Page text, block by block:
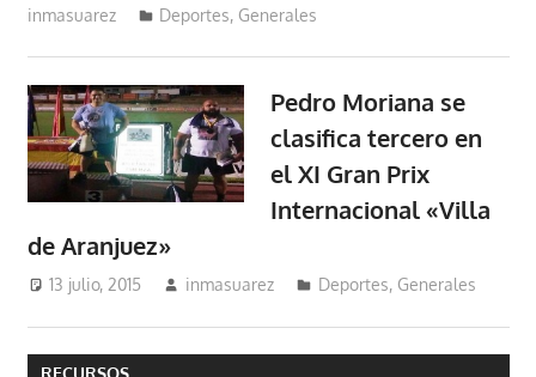
inmasuarez
Deportes, Generales
Pedro Moriana se
clasifica tercero en
el XI Gran Prix
Internacional «Villa
de Aranjuez»
13 julio, 2015 inmasuarez Deportes, Generales
RECURSOS